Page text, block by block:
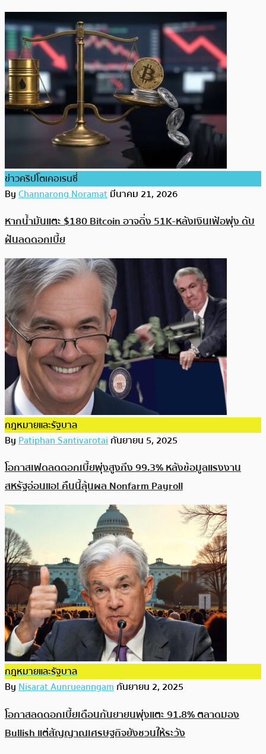
ข่าวคริปโตเคอเรนซี่
ByChannarong Noramatมีนาคม 21, 2026
หากน้ำมันแตะ $180 Bitcoin อาจดิ่ง 51K-หลังเงินเฟ้อพุ่ง ดับ
ฝันลดดอกเบี้ย
กฎหมายและรัฐบาล
ByPatiphan Santivarotaiกันยายน 5, 2025
โอกาสเฟดลดดอกเบี้ยพุ่งสูงถึง 99.3% หลังข้อมูลแรงงาน
สหรัฐอ่อนแอ! คืนนี้ลุ้นผล Nonfarm Payroll
กฎหมายและรัฐบาล
ByNisarat Aunrueanngamกันยายน 2, 2025
โอกาสลดดอกเบี้ยเดือนกันยายนพุ่งแตะ 91.8% ตลาดมอง
Bullish แต่สัญญาณเศรษฐกิจยังชวนให้ระวัง